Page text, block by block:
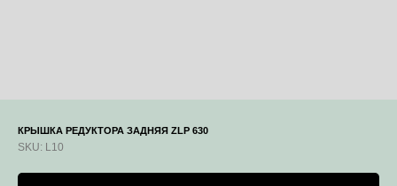
КРЫШКА РЕДУКТОРА ЗАДНЯЯ ZLP 630
SKU: L10